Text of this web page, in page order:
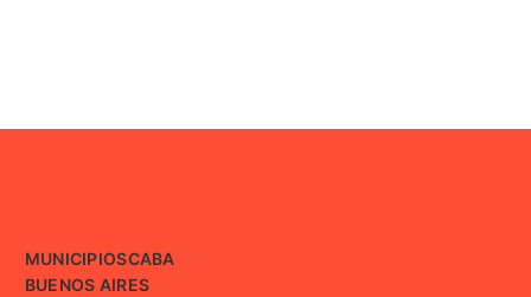
MUNICIPIOSCABA
BUENOS AIRES